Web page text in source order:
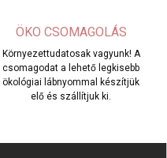
ÖKO CSOMAGOLÁS
Környezettudatosak vagyunk! A
csomagodat a lehető legkisebb
ökológiai lábnyommal készítjük
elő és szállítjuk ki.